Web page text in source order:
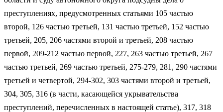
преступлениях, предусмотренных статьями 105 частью
второй, 126 частью третьей, 131 частью третьей, 152 частью
третьей, 205, 206 частями второй и третьей, 208 частью
первой, 209-212 частью первой, 227, 263 частью третьей, 267
частью третьей, 269 частью третьей, 275-279, 281, 290 частями
третьей и четвертой, 294-302, 303 частями второй и третьей,
304, 305, 316 (в части, касающейся укрывательства
преступлений, перечисленных в настоящей статье), 317, 318